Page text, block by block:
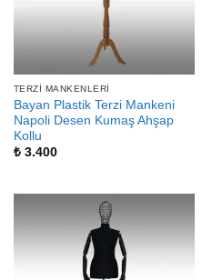
TERZI MANKENLERI
Bayan Plastik Terzi Mankeni
Napoli Desen Kumaş Ahşap
Kollu
₺3.400